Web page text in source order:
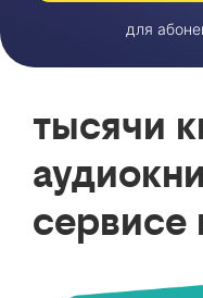
для
тысячи
сервисе